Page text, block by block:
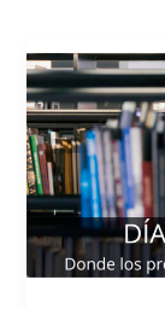
Los
profesionales
que
hacen
BRILLAR
las
Bibliotecas:
ABAIDEX
en